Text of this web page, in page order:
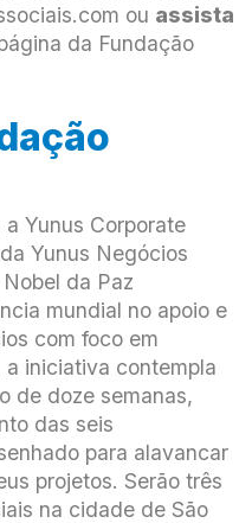
ou assista
da Fundação
Yunus Corporate
Yunus Negócios
da Paz
mundial no apoio e
com foco em
iniciativa contempla
de doze semanas,
das seis
para alavancar
projetos. Serão três
na cidade de São